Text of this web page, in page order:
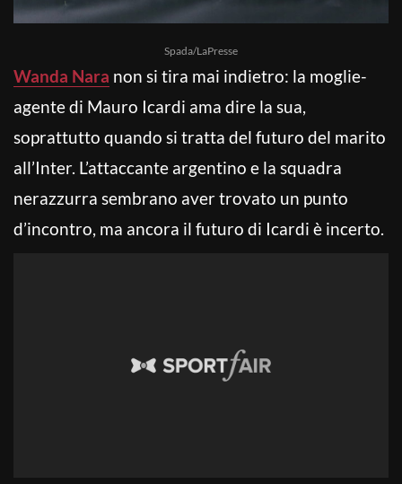
Spada/LaPresse
Wanda Nara non si tira mai indietro: la moglie-
agente di Mauro Icardi ama dire la sua,
soprattutto quando si tratta del futuro del marito
all’Inter. L’attaccante argentino e la squadra
nerazzurra sembrano aver trovato un punto
d’incontro, ma ancora il futuro di Icardi è incerto.